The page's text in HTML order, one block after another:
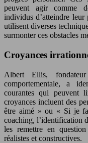
peuvent agir comme
individus d’atteindre
utilisent diverses
surmonter ces obstacles
Croyances
Albert Ellis,
comportementale, a
courantes qui peuvent
croyances incluent des
être aimé » ou « Si je
coaching, l’identification
les remettre en
réalistes et constructives.